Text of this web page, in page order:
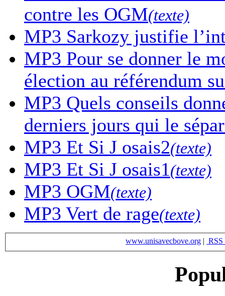
contre les OGM(texte)
MP3 Sarkozy justifie
MP3 Pour se donner le
élection au référendum
MP3 Quels conseils
derniers jours qui le
MP3 Et Si J osais2(texte)
MP3 Et Si J osais1(texte)
MP3 OGM(texte)
MP3 Vert de rage(texte)
www.unisavecbove.org | RSS